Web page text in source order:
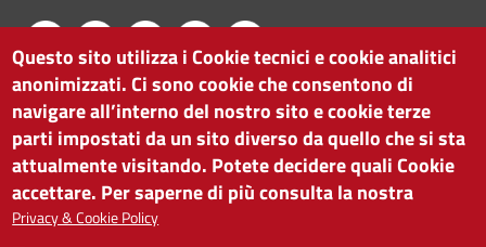
CAMERA DI COMMERCIO DI BOLZANO
via Alto Adige 60 | I-39100 Bolzano
tel. 0471 945 511 |info@camcom.bz.it
Partita IVA: 00376420212
ISTITUTO PER LA PROMOZIONE DELLO
Questo sito utilizza i Cookie tecnici e cookie analitici
anonimizzati. Ci sono cookie che consentono di
navigare all’interno del nostro sito e cookie terze
parti impostati da un sito diverso da quello che si sta
attualmente visitando. Potete decidere quali Cookie
accettare. Per saperne di più consulta la nostra
Privacy & Cookie Policy